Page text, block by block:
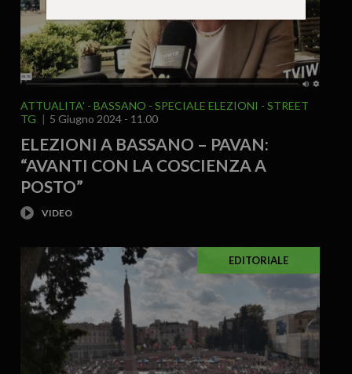
ATTUALITA' BASSANO SPECIALE ELEZIONI
STREET
TG
5 Giugno 2024 - 11.00
ELEZIONI A BASSANO – PAVAN:
“AVANTI CON LA COSCIENZA A
POSTO”
EDITORIALE